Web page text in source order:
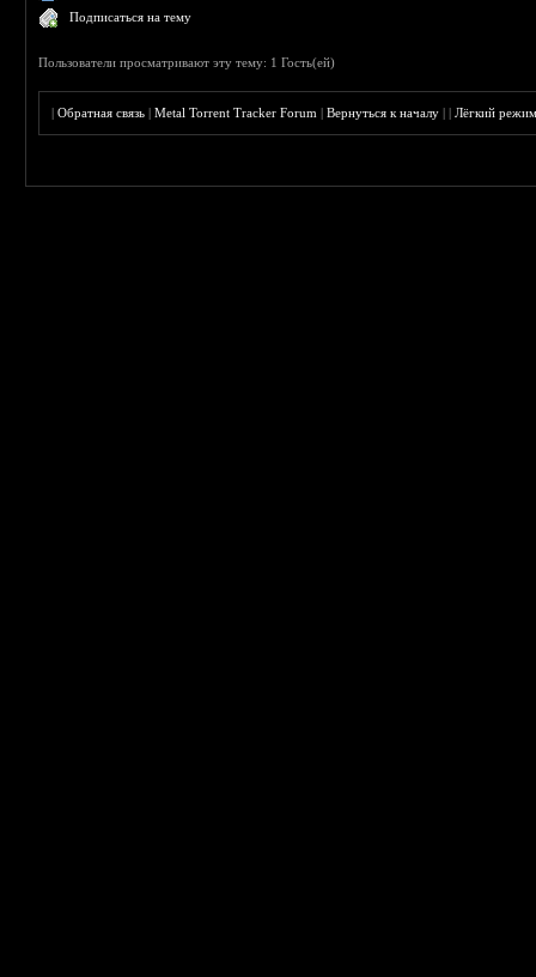
Подписаться на тему
Пользователи просматривают эту тему: 1 Гость(ей)
|Обратная связь |Metal Torrent Tracker Forum |Вернуться к началу ||Лёгкий